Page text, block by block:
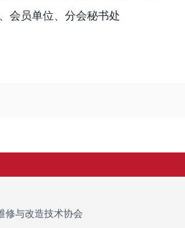
会员单位、分会秘书处
修与改造技术协会